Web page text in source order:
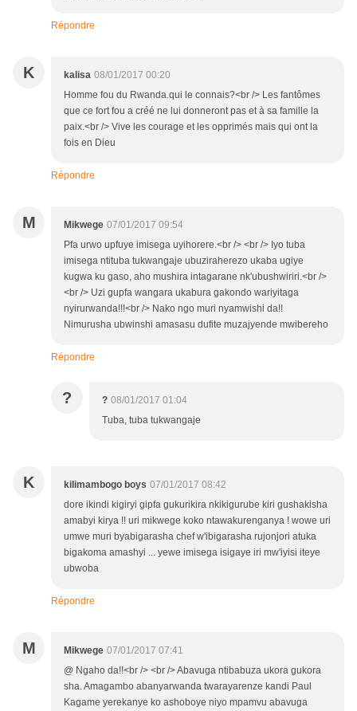
Répondre
K kalisa 08/01/2017 00:20
Homme fou du Rwanda.qui le connais?<br /> Les fantômes
que ce fort fou a créé ne lui donneront pas et à sa famille la
paix.<br /> Vive les courage et les opprimés mais qui ont la
fois en Dieu
Répondre
M Mikwege 07/01/2017 09:54
Pfa urwo upfuye imisega uyihorere.<br /> <br /> Iyo tuba
imisega ntituba tukwangaje ubuziraherezo ukaba ugiye
kugwa ku gaso, aho mushira intagarane nk'ubushwiriri.<br />
<br /> Uzi gupfa wangara ukabura gakondo wariyitaga
nyirurwanda!!!<br /> Nako ngo muri nyamwishi da!!
Nimurusha ubwinshi amasasu dufite muzajyende mwibereho
Répondre
? ? 08/01/2017 01:04
Tuba, tuba tukwangaje
K kilimambogo boys 07/01/2017 08:42
dore ikindi kigiryi gipfa gukurikira nkikigurube kiri gushakisha
amabyi kirya !! uri mikwege koko ntawakurenganya ! wowe uri
umwe muri byabigarasha chef w'ibigarasha rujonjori atuka
bigakoma amashyi ... yewe imisega isigaye iri mw'iyisi iteye
ubwoba
Répondre
M Mikwege 07/01/2017 07:41
@ Ngaho da!!<br /> <br /> Abavuga ntibabuza ukora gukora
sha. Amagambo abanyarwanda twarayarenze kandi Paul
Kagame yerekanye ko ashoboye niyo mpamvu abavuga